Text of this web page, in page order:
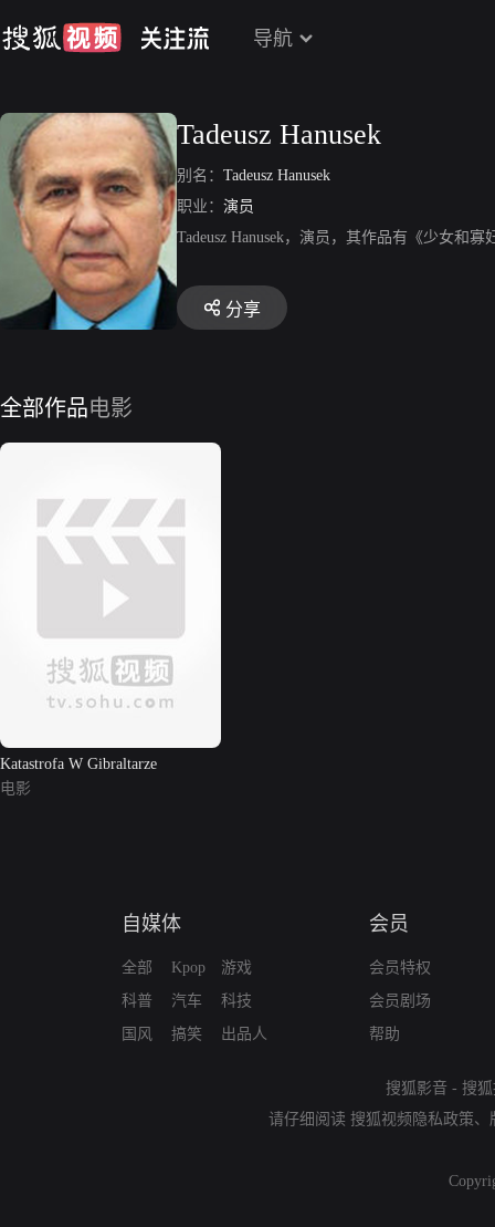
导航
Tadeusz Hanusek
别名： Tadeusz Hanusek
职业： 演员
Tadeusz Hanusek，演员，其作品有《少女和
分享
全部作品电影
Katastrofa W Gibraltarze
电影
自媒体
全部
科普
国风
Kpop
汽车
搞笑
游戏
科技
出品人
会员
会员特权
会员剧场
帮助
搜狐影音 - 搜
请仔细阅读 搜狐视频隐私政策、